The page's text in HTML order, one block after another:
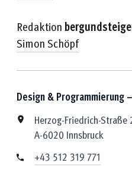
Redaktion
Simon Schöpf
Design & Programmierung
Herzog-Friedrich-Straße
A-6020 Innsbruck
+43 512 319 771